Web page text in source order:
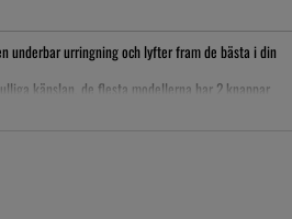
underbar urringning och lyfter fram de bästa i din
känslan, de flesta modellerna har 2 knappar